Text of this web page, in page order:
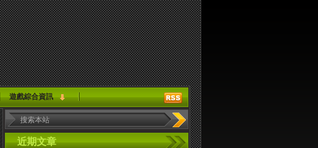
遊戲綜合資訊
近期文章